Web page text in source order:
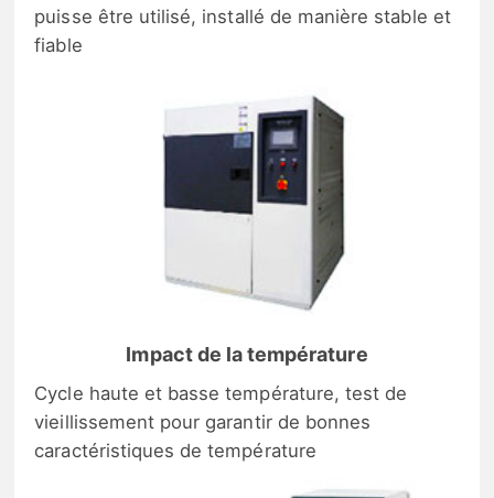
puisse être utilisé, installé de manière stable et
fiable
Impact de la température
Cycle haute et basse température, test de
vieillissement pour garantir de bonnes
caractéristiques de température